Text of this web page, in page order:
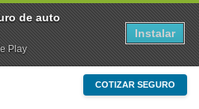
COTIZAR SEGURO
de auto
Play
Instalar